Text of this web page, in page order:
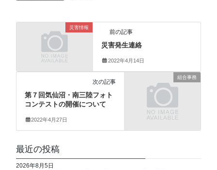
災害情報
前の記事
災害発生連絡
2022年4月14日
組合事務
次の記事
第７回気仙沼・南三陸フォト
コンテストの開催について
2022年4月27日
最近の投稿
2026年8月5日